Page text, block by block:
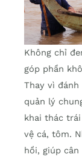
Không chỉ
góp phần
Thay vì
quản lý
khai thác
vệ cá, tôm.
hồi, giúp